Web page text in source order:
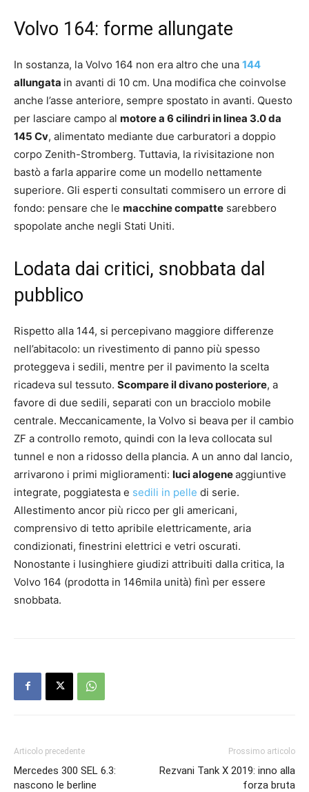
Volvo 164: forme allungate
In sostanza, la Volvo 164 non era altro che una 144
allungata in avanti di 10 cm. Una modifica che coinvolse
anche l’asse anteriore, sempre spostato in avanti. Questo
per lasciare campo al motore a 6 cilindri in linea 3.0 da
145 Cv, alimentato mediante due carburatori a doppio
corpo Zenith-Stromberg. Tuttavia, la rivisitazione non
bastò a farla apparire come un modello nettamente
superiore. Gli esperti consultati commisero un errore di
fondo: pensare che le macchine compatte sarebbero
spopolate anche negli Stati Uniti.
Lodata dai critici, snobbata dal
pubblico
Rispetto alla 144, si percepivano maggiore differenze
nell’abitacolo: un rivestimento di panno più spesso
proteggeva i sedili, mentre per il pavimento la scelta
ricadeva sul tessuto. Scompare il divano posteriore, a
favore di due sedili, separati con un bracciolo mobile
centrale. Meccanicamente, la Volvo si beava per il cambio
ZF a controllo remoto, quindi con la leva collocata sul
tunnel e non a ridosso della plancia. A un anno dal lancio,
arrivarono i primi miglioramenti: luci alogeneaggiuntive
integrate, poggiatesta e sedili in pelle di serie.
Allestimento ancor più ricco per gli americani,
comprensivo di tetto apribile elettricamente, aria
condizionati, finestrini elettrici e vetri oscurati.
Nonostante i lusinghiere giudizi attribuiti dalla critica, la
Volvo 164 (prodotta in 146mila unità) finì per essere
snobbata.
Articolo precedente
Mercedes 300 SEL 6.3:
nascono le berline
Prossimo articolo
Rezvani Tank X 2019: inno alla
forza bruta